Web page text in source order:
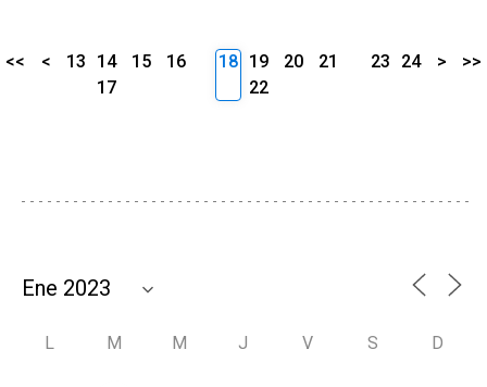
<< < 13 14 15
16
17
18 19 20
21
22
23 24 > >>
L M M J V S D